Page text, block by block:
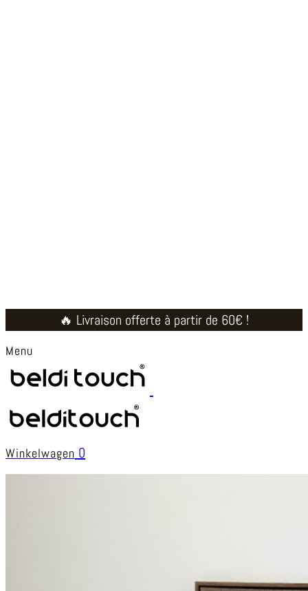
🔥 Livraison offerte à partir de 60€ !
Menu
Winkelwagen 0